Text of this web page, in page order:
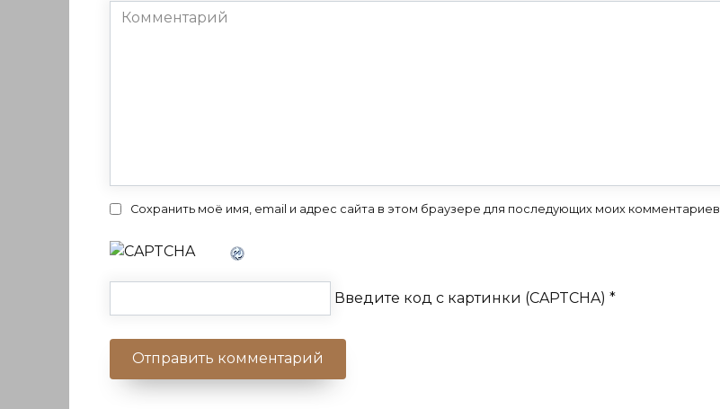
Комментарий
Сохранить моё имя, email и адрес сайта в этом браузере для последующих моих комментариев.
Введите код с картинки (CAPTCHA) *